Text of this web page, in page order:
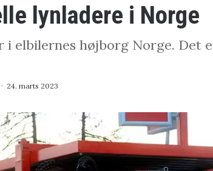
lynladere i Norge
elbilernes højborg Norge. Det
24. marts 2023